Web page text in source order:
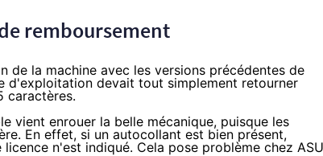
remboursement
de la machine avec les versions précédentes de
d'exploitation devait tout simplement retourner
caractères.
vient enrouer la belle mécanique, puisque les
En effet, si un autocollant est bien présent,
n'est indiqué. Cela pose problème chez